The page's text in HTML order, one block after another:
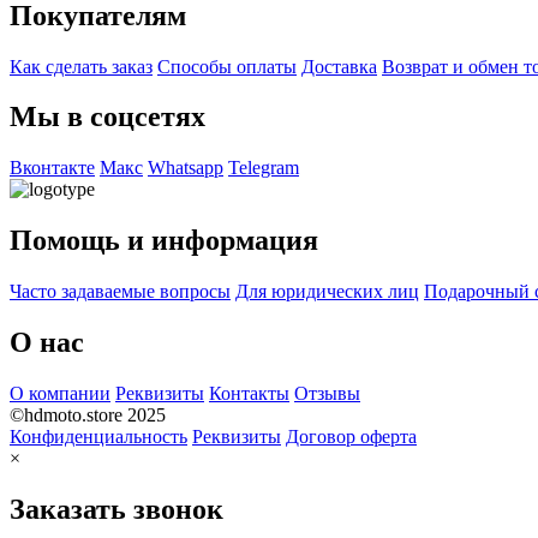
Покупателям
Как сделать заказ Способы оплаты Доставка Возврат и обмен
Мы в соцсетях
Вконтакте Макс Whatsapp Telegram
Помощь и информация
Часто задаваемые вопросы Для юридических лиц Подарочный
О нас
О компании Реквизиты Контакты Отзывы
©hdmoto.store 2025
Конфиденциальность Реквизиты Договор оферта
×
Заказать звонок